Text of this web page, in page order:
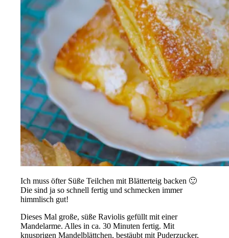
Ich muss öfter Süße Teilchen mit Blätterteig backen 🙂
Die sind ja so schnell fertig und schmecken immer
himmlisch gut!
Dieses Mal große, süße Raviolis gefüllt mit einer
Mandelarme. Alles in ca. 30 Minuten fertig. Mit
knusprigen Mandelblättchen, bestäubt mit Puderzucker,